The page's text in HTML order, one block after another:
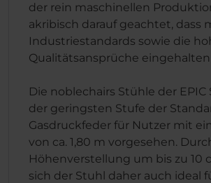
der rein maschinellen
akribisch darauf geachtet, dass
Industriestandards sowie die
Qualitätsansprüche
Die noblechairs Stühle der EPIC
der geringsten Stufe der
Gasdruckfeder für Nutzer mit
von ca. 1,80 m vorgesehen.
Höhenverstellung um bis zu 10
sich der Stuhl daher auch ideal